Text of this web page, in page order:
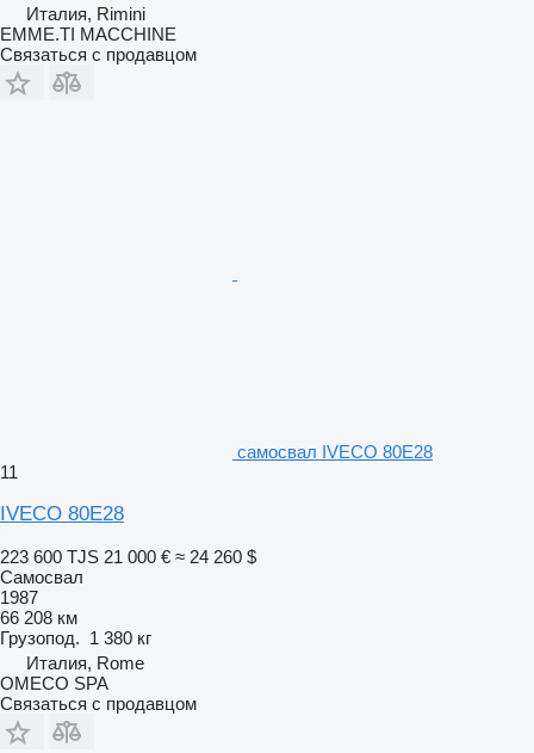
Италия, Rimini
EMME.TI MACCHINE
Связаться с продавцом
самосвал IVECO 80E28
11
IVECO 80E28
223 600 TJS 21 000 € ≈ 24 260 $
Самосвал
1987
66 208 км
Грузопод. 1 380 кг
Италия, Rome
OMECO SPA
Связаться с продавцом